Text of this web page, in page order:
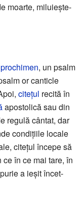
moarte, miluiește-
prochimen, un psalm
or canticle
citețul recită în
apostolică sau din
regulă cântat, dar
condițiile locale
citețul începe să
în ce mai tare, în
a ieșit încet-